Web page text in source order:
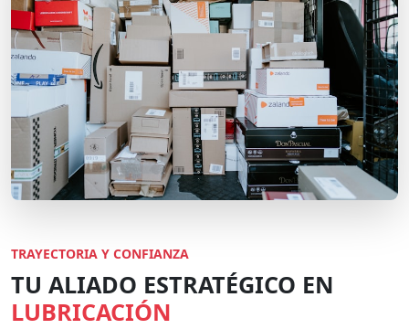
TRAYECTORIA Y CONFIANZA
TU ALIADO ESTRATÉGICO EN
LUBRICACIÓN